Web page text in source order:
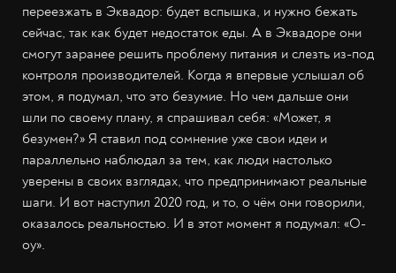
переезжать в Эквадор: будет вспышка, и нужно бежать
сейчас, так как будет недостаток еды. А в Эквадоре они
смогут заранее решить проблему питания и слезть из-под
контроля производителей. Когда я впервые услышал об
этом, я подумал, что это безумие. Но чем дальше они
шли по своему плану, я спрашивал себя: «Может, я
безумен?» Я ставил под сомнение уже свои идеи и
параллельно наблюдал за тем, как люди настолько
уверены в своих взглядах, что предпринимают реальные
шаги. И вот наступил 2020 год, и то, о чём они говорили,
оказалось реальностью. И в этот момент я подумал: «О-
оу».